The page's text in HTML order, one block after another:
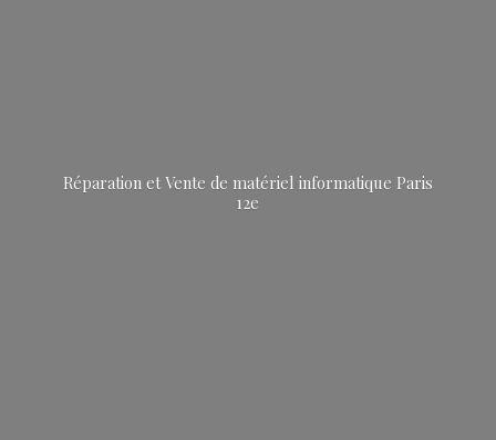
Réparation et Vente de matériel informatique Paris
12e